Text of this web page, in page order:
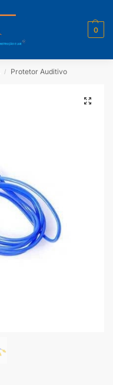
0
/ Protetor Auditivo